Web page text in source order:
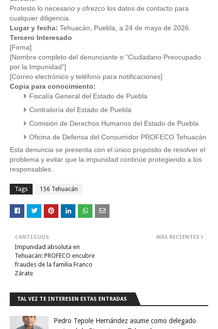
Protesto lo necesario y ofrezco los datos de contacto para
cualquier diligencia.
Lugar y fecha: Tehuacán, Puebla, a 24 de mayo de 2026.
Tercero Interesado
[Firma]
[Nombre completo del denunciante o “Ciudadano Preocupado
por la Impunidad”]
[Correo electrónico y teléfono para notificaciones]
Copia para conocimiento:
Fiscalía General del Estado de Puebla
Contraloría del Estado de Puebla
Comisión de Derechos Humanos del Estado de Puebla
Oficina de Defensa del Consumidor PROFECO Tehuacán
Esta denuncia se presenta con el único propósito de resolver el
problema y evitar que la impunidad continúe protegiendo a los
responsables.
Tags 156 Tehuacán
MÁS RECIENTES
ANTIGUOS
Impunidad absoluta en
Tehuacán: PROFECO encubre
fraudes de la familia Franco
Zárate
TAL VEZ TE INTERESEN ESTAS ENTRADAS
Pedro Tepole Hernández asume como delegado